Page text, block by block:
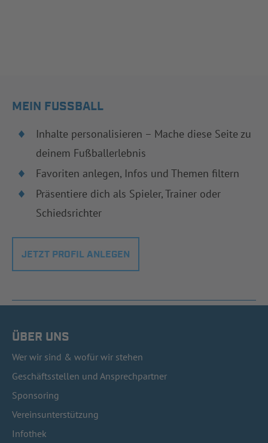
MEIN FUSSBALL
Inhalte personalisieren – Mache diese Seite zu
deinem Fußballerlebnis
Favoriten anlegen, Infos und Themen filtern
Präsentiere dich als Spieler, Trainer oder
Schiedsrichter
JETZT PROFIL ANLEGEN
ÜBER UNS
Wer wir sind & wofür wir stehen
Geschäftsstellen und Ansprechpartner
Sponsoring
Vereinsunterstützung
Infothek